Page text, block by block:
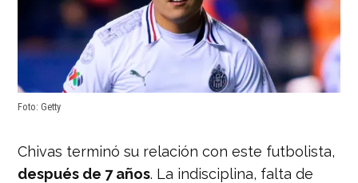
Foto: Getty
Chivas terminó su relación con este futbolista,
después de 7 años. La indisciplina, falta de